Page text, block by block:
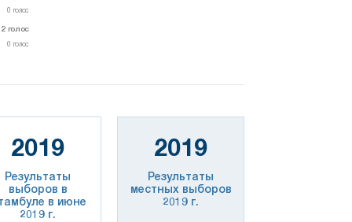
голос
голос
0 голос
0 голос
2019
Результаты
выборов в
в июне
2019 г.
2019
Результаты
местных выборов
2019 г.